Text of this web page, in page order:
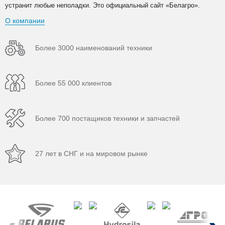
устранит любые неполадки. Это официальный сайт «Белагро».
О компании
Более 3000 наименований техники
Более 55 000 клиентов
Более 700 постащиков техники и запчастей
27 лет в СНГ и на мировом рынке